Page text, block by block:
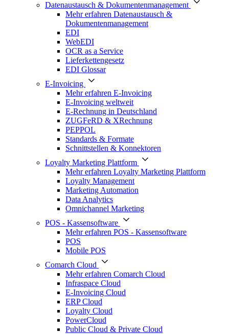
Datenaustausch & Dokumentenmanagement
Mehr erfahren Datenaustausch &
Dokumentenmanagement
EDI
WebEDI
OCR as a Service
Lieferkettengesetz
EDI Glossar
E-Invoicing
Mehr erfahren E-Invoicing
E-Invoicing weltweit
E-Rechnung in Deutschland
ZUGFeRD & XRechnung
PEPPOL
Standards & Formate
Schnittstellen & Konnektoren
Loyalty Marketing Plattform
Mehr erfahren Loyalty Marketing Plattform
Loyalty Management
Marketing Automation
Data Analytics
Omnichannel Marketing
POS - Kassensoftware
Mehr erfahren POS - Kassensoftware
POS
Mobile POS
Comarch Cloud
Mehr erfahren Comarch Cloud
Infraspace Cloud
E-Invoicing Cloud
ERP Cloud
Loyalty Cloud
PowerCloud
Public Cloud & Private Cloud